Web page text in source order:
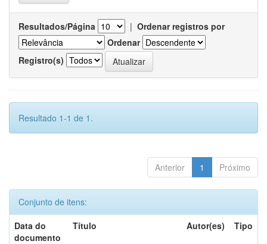
Resultados/Página | Ordenar registros por
Ordenar
Registro(s)
Resultado 1-1 de 1.
Anterior 1 Próximo
Conjunto de itens:
Data do
documento
Título Autor(es) Tipo